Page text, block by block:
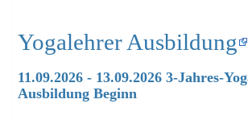
Yogalehrer Ausbildung
11.09.2026 - 13.09.2026 3-Jahres-
Ausbildung Beginn